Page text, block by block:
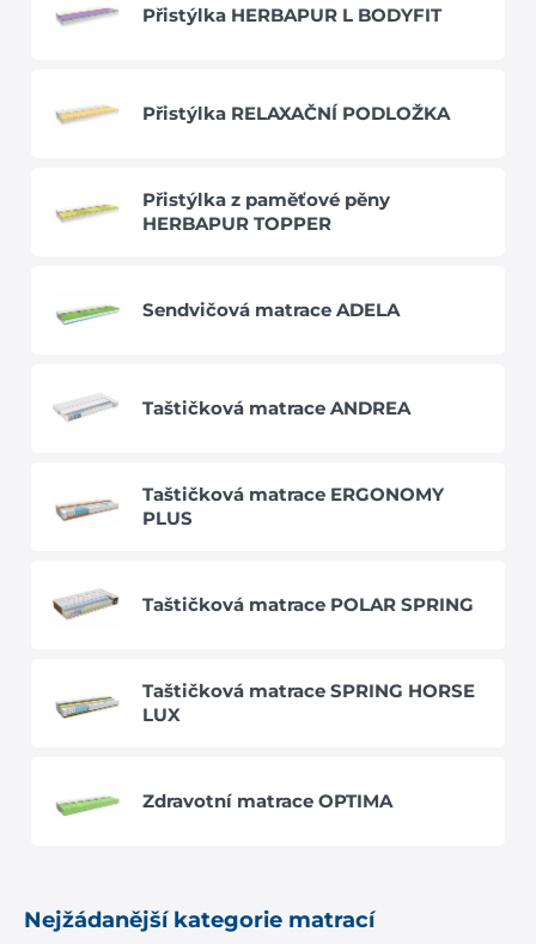
Přistýlka HERBAPUR L BODYFIT
Přistýlka RELAXAČNÍ PODLOŽKA
Přistýlka z paměťové pěny
HERBAPUR TOPPER
Sendvičová matrace ADELA
Taštičková matrace ANDREA
Taštičková matrace ERGONOMY
PLUS
Taštičková matrace POLAR SPRING
Taštičková matrace SPRING HORSE
LUX
Zdravotní matrace OPTIMA
Nejžádanější kategorie matrací